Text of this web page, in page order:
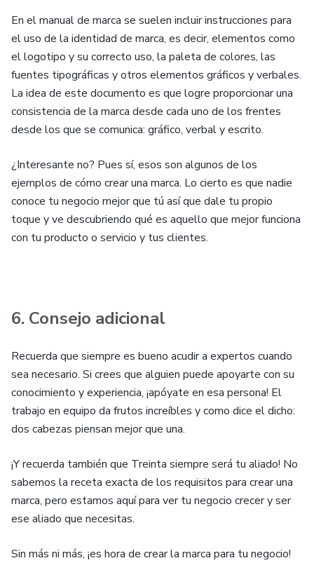
En el manual de marca se suelen incluir instrucciones para
el uso de la identidad de marca, es decir, elementos como
el logotipo y su correcto uso, la paleta de colores, las
fuentes tipográficas y otros elementos gráficos y verbales.
La idea de este documento es que logre proporcionar una
consistencia de la marca desde cada uno de los frentes
desde los que se comunica: gráfico, verbal y escrito.
¿Interesante no? Pues sí, esos son algunos de los
ejemplos de cómo crear una marca. Lo cierto es que nadie
conoce tu negocio mejor que tú así que dale tu propio
toque y ve descubriendo qué es aquello que mejor funciona
con tu producto o servicio y tus clientes.
6. Consejo adicional
Recuerda que siempre es bueno acudir a expertos cuando
sea necesario. Si crees que alguien puede apoyarte con su
conocimiento y experiencia, ¡apóyate en esa persona! El
trabajo en equipo da frutos increíbles y como dice el dicho:
dos cabezas piensan mejor que una.
¡Y recuerda también que Treinta siempre será tu aliado! No
sabemos la receta exacta de los requisitos para crear una
marca, pero estamos aquí para ver tu negocio crecer y ser
ese aliado que necesitas.
Sin más ni más, ¡es hora de crear la marca para tu negocio!